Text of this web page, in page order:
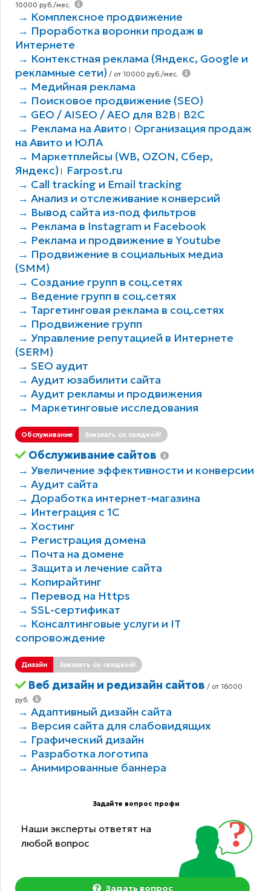
10000 руб./мес.
→ Комплексное продвижение
→ Проработка воронки продаж в
Интернете
→ Контекстная реклама (Яндекс, Google и
рекламные сети) / от 10000 руб./мес.
→ Медийная реклама
→ Поисковое продвижение (SEO)
→ GEO / AISEO / AEO для B2В
B2C
→ Реклама на Авито
Организация продаж
на Авито и ЮЛА
→ Маркетплейсы (WB, OZON, Сбер,
Яндекс)
Farpost.ru
→ Call tracking и Email tracking
→ Анализ и отслеживание конверсий
→ Вывод сайта из-под фильтров
→ Реклама в Instagram и Facebook
→ Реклама и продвижение в Youtube
→ Продвижение в социальных медиа
(SMM)
→ Создание групп в соц.сетях
→ Ведение групп в соц.сетях
→ Таргетинговая реклама в соц.сетях
→ Продвижение групп
→ Управление репутацией в Интернете
(SERM)
→ SEO аудит
→ Аудит юзабилити сайта
→ Аудит рекламы и продвижения
→ Маркетинговые исследования
Обслуживание Заказать со скидкой!
Обслуживание сайтов
→ Увеличение эффективности и конверсии
→ Аудит сайта
→ Доработка интернет-магазина
→ Интеграция с 1С
→ Хостинг
→ Регистрация домена
→ Почта на домене
→ Защита и лечение сайта
→ Копирайтинг
→ Перевод на Https
→ SSL-сертификат
→ Консалтинговые услуги и IT
сопровождение
Дизайн Заказать со скидкой!
Веб дизайн и редизайн сайтов / от 16000
руб.
→ Адаптивный дизайн сайта
→ Версия сайта для слабовидящих
→ Графический дизайн
→ Разработка логотипа
→ Анимированные баннера
Задайте вопрос профи
Наши эксперты ответят на
любой вопрос
Задать вопрос